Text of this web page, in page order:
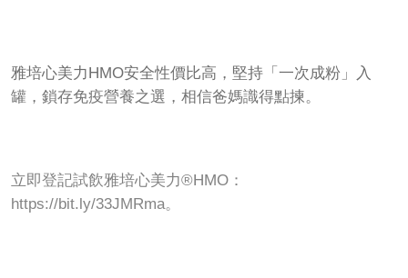
雅培心美力HMO安全性價比高，堅持「一次成粉」入
罐，鎖存免疫營養之選，相信爸媽識得點揀。
立即登記試飲雅培心美力®HMO：
https://bit.ly/33JMRma。